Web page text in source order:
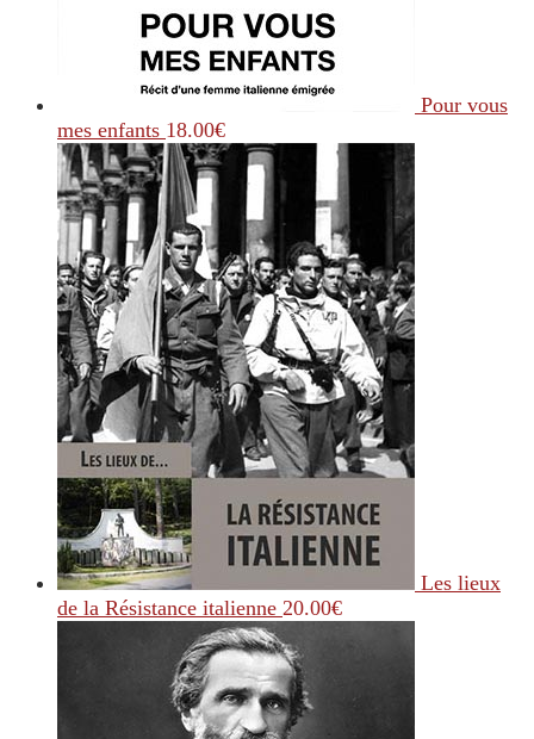
Pour vous
mes enfants 18.00€
Les lieux
de la Résistance italienne 20.00€